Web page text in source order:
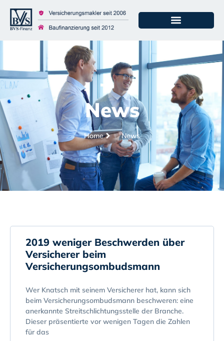
News
Home News
2019 weniger Beschwerden über
Versicherer beim
Versicherungsombudsmann
Wer Knatsch mit seinem Versicherer hat, kann sich
beim Versicherungsombudsmann beschweren: eine
anerkannte Streitschlichtungsstelle der Branche.
Dieser präsentierte vor wenigen Tagen die Zahlen
für das